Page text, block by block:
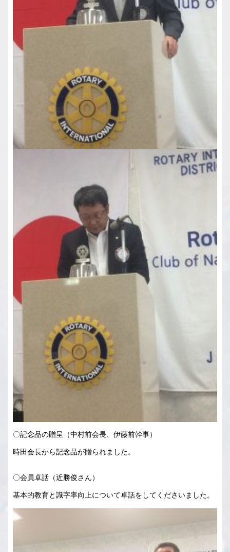
〇記念品の贈呈（中村前会長、伊藤前幹事）
時田会長から記念品が贈られました。
〇会員卓話（近勝俊さん）
基本的教育と識字率向上について卓話をしてくださいました。